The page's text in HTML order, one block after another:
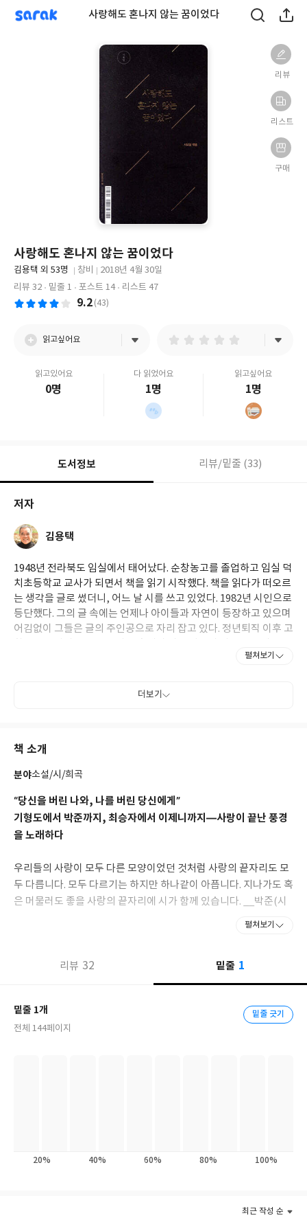
sarak 사랑해도 혼나지 않는 꿈이었다
리뷰
리스트
구매
사랑해도 혼나지 않는 꿈이었다
글
쓴
김용택 외 53명
사
창비
출
일
2018년 4월 30일
리뷰 32
밑줄 1 포스트 14 리스트 47
9.2 (43)
읽고싶어요
읽고있어요
0명
다 읽었어요
1명
읽고싶어요
1명
도서정보 리뷰/밑줄 (33)
저자
김용택
1948년 전라북도 임실에서 태어났다. 순창농고를 졸업하고 임실 덕
치초등학교 교사가 되면서 책을 읽기 시작했다. 책을 읽다가 떠오르
는 생각을 글로 썼더니, 어느 날 시를 쓰고 있었다. 1982년 시인으로
등단했다. 그의 글 속에는 언제나 아이들과 자연이 등장하고 있으며
어김없이 그들은 글의 주인공으로 자리 잡고 있다. 정년퇴직 이후 고
박한 감동이 묻어나는 시와 산문들을 쓰고 있다. 윤동주문학대상,
기』(전8권), 『심심한 날의 오후 다섯 시』, 『나는 당신이 어떤
모음집 『내 곁에 모로 누운 사람』이 있다. 그 외 『콩, 너는 죽었
다』 등 여러 동시집과 시 모음집 『시가 내게로 왔다』(전5권),
『어쩌면 별들이 너의 슬픔을 가져갈지도 몰라』, 그림책 『할머니
집에 가는 길』, 『나는 애벌레랑 잤습니다』, 『사랑』 등 많은 저
서가 있다. 태어나고 자란 곳에서 평생 살았으면, 했는데 용케 그렇
고 부끄럽고, 또 잘 살려고 애쓴다.
펼쳐보기
더보기
책 소개
분야소설/시/희곡
“당신을 버린 나와, 나를 버린 당신에게”
기형도에서 박준까지, 최승자에서 이제니까지―사랑이 끝난 풍경
을 노래하다
우리들의 사랑이 모두 다른 모양이었던 것처럼 사랑의 끝자리도 모
두 다릅니다. 모두 다르기는 하지만 하나같이 아픕니다. 지나가도 혹
은 머물러도 좋을 사랑의 끝자리에 시가 함께 있습니다. __박준(시
백석, 최승자, 기형도, 이제니, 박준, 황인찬, 자끄 프레베르 등 독자
들이 아껴 읽은 시인 55인의 이별 시를 한데 모았다. 사랑의 설렘과
는 오히려 파국을 맞은 뒤 찾아오는 지독한 외로움의 순간에야말로
시는 더욱 절실하다. 『사랑해도 혼나지 않는 꿈이었다』에는 사랑
펼쳐보기
리뷰 32 밑줄 1
밑줄 1개
전체 144페이지
밑줄 긋기
20% 40% 60% 80% 100%
최근 작성 순